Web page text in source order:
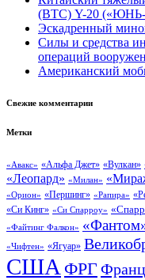
(BTC) Y-20
Эскадренный
Силы и средства
операций
Американский
Свежие комментарии
Метки
«Авакс» «Альфа Джет» «Вулкан»
«Леопард» «Милан»
«Орион» «Першинг» «Рапира»
«Си Кинг» «Си Спарроу»
«Файтинг Фалкон»
«Чифтен» «Ягуар»
США ФРГ